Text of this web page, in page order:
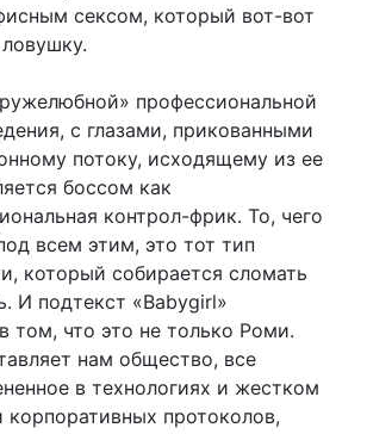
сексом, который вот-вот
профессиональной
с глазами, прикованными
потоку, исходящему из ее
боссом как
контрол-фрик. То, чего
всем этим, это тот тип
который собирается сломать
И подтекст «Babygirl»
том, что это не только Роми.
нам общество, все
в технологиях и жестком
корпоративных протоколов,